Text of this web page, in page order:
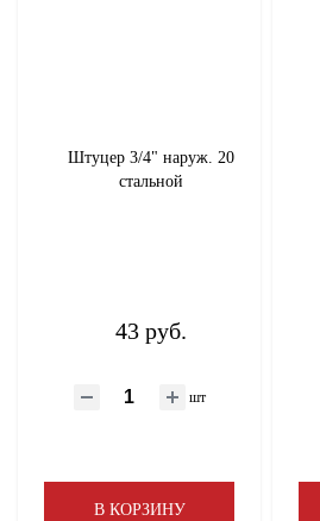
Штуцер 3/4" наруж. 20
стальной
43 руб.
шт
В КОРЗИНУ